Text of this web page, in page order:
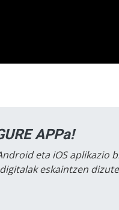
APPa!
eta iOS aplikazio
eskaintzen